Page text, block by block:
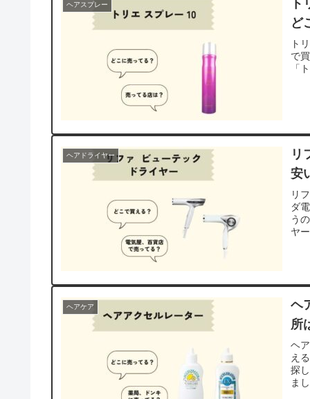
ヘアスプレー
ど
ト
で
「
ヘアドライヤー
リ
安
リ
ダ
う
ヤ
ヘアケア
ヘ
所
ヘ
え
探
ま